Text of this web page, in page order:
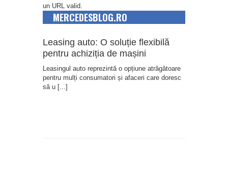
un URL valid.
MERCEDESBLOG.RO
Leasing auto: O soluție flexibilă
pentru achiziția de mașini
Leasingul auto reprezintă o opțiune atrăgătoare
pentru mulți consumatori și afaceri care doresc
să u [...]